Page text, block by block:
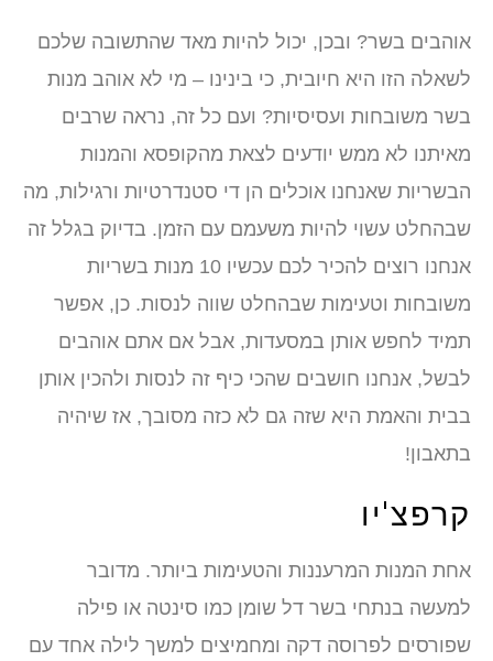
אוהבים בשר? ובכן, יכול להיות מאד שהתשובה שלכם
לשאלה הזו היא חיובית, כי בינינו – מי לא אוהב מנות
בשר משובחות ועסיסיות? ועם כל זה, נראה שרבים
מאיתנו לא ממש יודעים לצאת מהקופסא והמנות
הבשריות שאנחנו אוכלים הן די סטנדרטיות ורגילות, מה
שבהחלט עשוי להיות משעמם עם הזמן. בדיוק בגלל זה
אנחנו רוצים להכיר לכם עכשיו 10 מנות בשריות
משובחות וטעימות שבהחלט שווה לנסות. כן, אפשר
תמיד לחפש אותן במסעדות, אבל אם אתם אוהבים
לבשל, אנחנו חושבים שהכי כיף זה לנסות ולהכין אותן
בבית והאמת היא שזה גם לא כזה מסובך, אז שיהיה
בתאבון!
קרפצ'יו
אחת המנות המרעננות והטעימות ביותר. מדובר
למעשה בנתחי בשר דל שומן כמו סינטה או פילה
שפורסים לפרוסה דקה ומחמיצים למשך לילה אחד עם